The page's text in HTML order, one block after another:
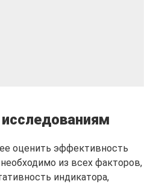
оценить эффективность
необходимо из всех факторов,
индикатора,